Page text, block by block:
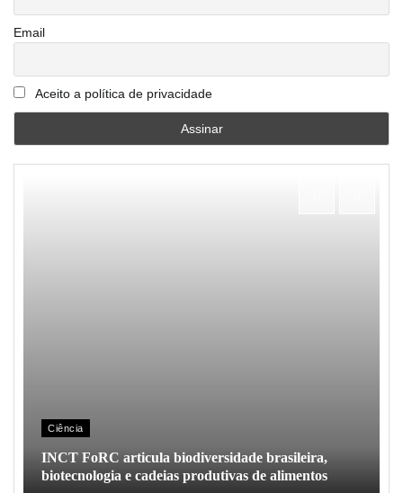
Email
Aceito a política de privacidade
Ciência
INCT FoRC articula biodiversidade brasileira,
biotecnologia e cadeias produtivas de alimentos